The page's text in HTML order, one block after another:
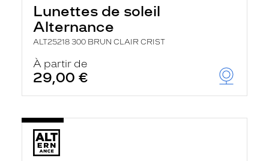
Lunettes de soleil
Alternance
ALT25218 300 BRUN CLAIR CRIST
À partir de
29,00 €